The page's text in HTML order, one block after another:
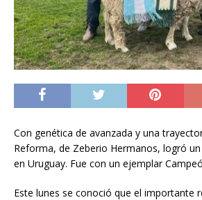
Con genética de avanzada y una
Reforma, de Zeberio Hermanos, logró
en Uruguay. Fue con un ejemplar
Este lunes se conoció que el importante